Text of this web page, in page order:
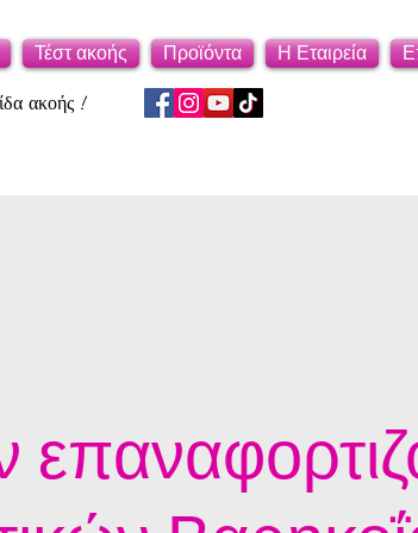
Τέστ ακοής Προϊόντα Η Εταιρεία
ακοής !